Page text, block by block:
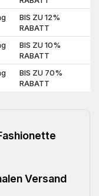
BIS ZU 12%
RABATT
BIS ZU 10%
RABATT
BIS ZU 70%
RABATT
Versand